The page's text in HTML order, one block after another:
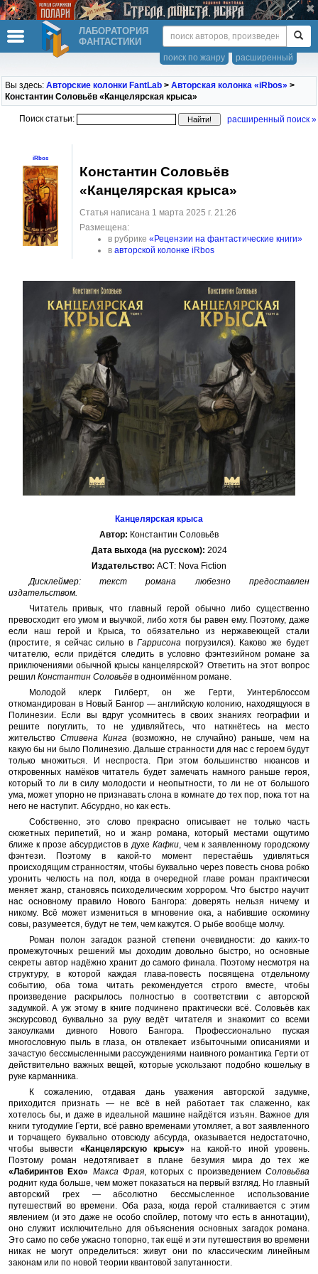
ЛАБОРАТОРИЯ
ФАНТАСТИКИ
расширенный
поиск по жанру
Вы здесь: Авторские колонки FantLab > Авторская колонка «iRbos» >
Константин Соловьёв «Канцелярская крыса»
Поиск статьи: расширенный поиск »
iRbos
Константин Соловьёв
«Канцелярская крыса»
Статья написана 1 марта 2025 г. 21:26
Размещена:
в рубрике «Рецензии на фантастические книги»
в авторской колонке iRbos
Канцелярская крыса
Автор: Константин Соловьёв
Дата выхода (на русском): 2024
Издательство: АСТ: Nova Fiction
Дисклеймер: текст романа любезно предоставлен
издательством.
Читатель привык, что главный герой обычно либо существенно
превосходит его умом и выучкой, либо хотя бы равен ему. Поэтому, даже
если наш герой и Крыса, то обязательно из нержавеющей стали
(простите, я сейчас сильно в Гаррисонапогрузился). Каково же будет
читателю, если придётся следить в условно фэнтезийном романе за
приключениями обычной крысы канцелярской? Ответить на этот вопрос
решил Константин Соловьёв в одноимённом романе.
Молодой клерк Гилберт, он же Герти, Уинтерблоссом
откомандирован в Новый Бангор — английскую колонию, находящуюся в
Полинезии. Если вы вдруг усомнитесь в своих знаниях географии и
решите погуглить, то не удивляйтесь, что наткнётесь на место
жительство Стивена Кинга(возможно, не случайно) раньше, чем на
какую бы ни было Полинезию. Дальше странности для нас с героем будут
только множиться. И неспроста. При этом большинство нюансов и
откровенных намёков читатель будет замечать намного раньше героя,
который то ли в силу молодости и неопытности, то ли не от большого
ума, может упорно не признавать слона в комнате до тех пор, пока тот на
него не наступит. Абсурдно, но как есть.
Собственно, это слово прекрасно описывает не только часть
сюжетных перипетий, но и жанр романа, который местами ощутимо
ближе к прозе абсурдистов в духе Кафки, чем к заявленному городскому
фэнтези. Поэтому в какой-то момент перестаёшь удивляться
происходящим странностям, чтобы буквально через повесть снова робко
уронить челюсть на пол, когда в очередной главе роман практически
меняет жанр, становясь психоделическим хоррором. Что быстро научит
нас основному правило Нового Бангора: доверять нельзя ничему и
никому. Всё может измениться в мгновение ока, а набившие оскомину
совы, разумеется, будут не тем, чем кажутся. О рыбе вообще молчу.
Роман полон загадок разной степени очевидности: до каких-то
промежуточных решений мы доходим довольно быстро, но основные
секреты автор надёжно хранит до самого финала. Поэтому несмотря на
структуру, в которой каждая глава-повесть посвящена отдельному
событию, оба тома читать рекомендуется строго вместе, чтобы
произведение раскрылось полностью в соответствии с авторской
задумкой. А уж этому в книге подчинено практически всё. Соловьёв как
экскурсовод буквально за руку ведёт читателя и знакомит со всеми
закоулками дивного Нового Бангора. Профессионально пуская
многословную пыль в глаза, он отвлекает избыточными описаниями и
зачастую бессмысленными рассуждениями наивного романтика Герти от
действительно важных вещей, которые ускользают подобно кошельку в
руке карманника.
К сожалению, отдавая дань уважения авторской задумке,
приходится признать — не всё в ней работает так слаженно, как
хотелось бы, и даже в идеальной машине найдётся изъян. Важное для
книги тугодумие Герти, всё равно временами утомляет, а вот заявленного
и торчащего буквально отовсюду абсурда, оказывается недостаточно,
чтобы вывести «Канцелярскую крысу» на какой-то иной уровень.
Поэтому роман недотягивает в плане безумия мира до тех же
«Лабиринтов Ехо» Макса Фрая, которых с произведениемСоловьёва
роднит куда больше, чем может показаться на первый взгляд. Но главный
авторский грех — абсолютно бессмысленное использование
путешествий во времени. Оба раза, когда герой сталкивается с этим
явлением (и это даже не особо спойлер, потому что есть в аннотации),
оно служит исключительно для объяснения основных загадок романа.
Это само по себе ужасно топорно, так ещё и эти путешествия во времени
никак не могут определиться: живут они по классическим линейным
законам или по новой теории квантовой запутанности.